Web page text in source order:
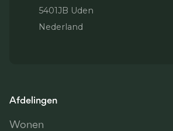
5401JB Uden
Nederland
Afdelingen
Wonen